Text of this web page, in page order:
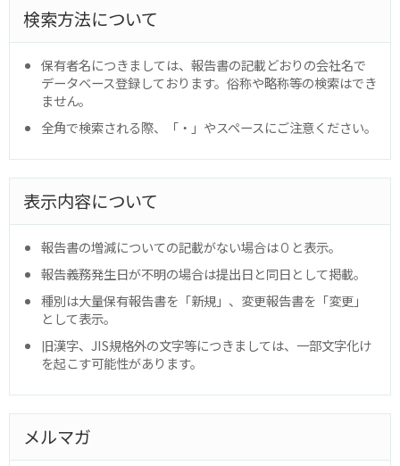
検索方法について
保有者名につきましては、報告書の記載どおりの会社名で
データベース登録しております。俗称や略称等の検索はでき
ません。
全角で検索される際、「・」やスペースにご注意ください。
表示内容について
報告書の増減についての記載がない場合は０と表示。
報告義務発生日が不明の場合は提出日と同日として掲載。
種別は大量保有報告書を「新規」、変更報告書を「変更」
として表示。
旧漢字、JIS規格外の文字等につきましては、一部文字化け
を起こす可能性があります。
メルマガ